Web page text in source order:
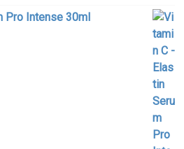
Pro Intense 30ml